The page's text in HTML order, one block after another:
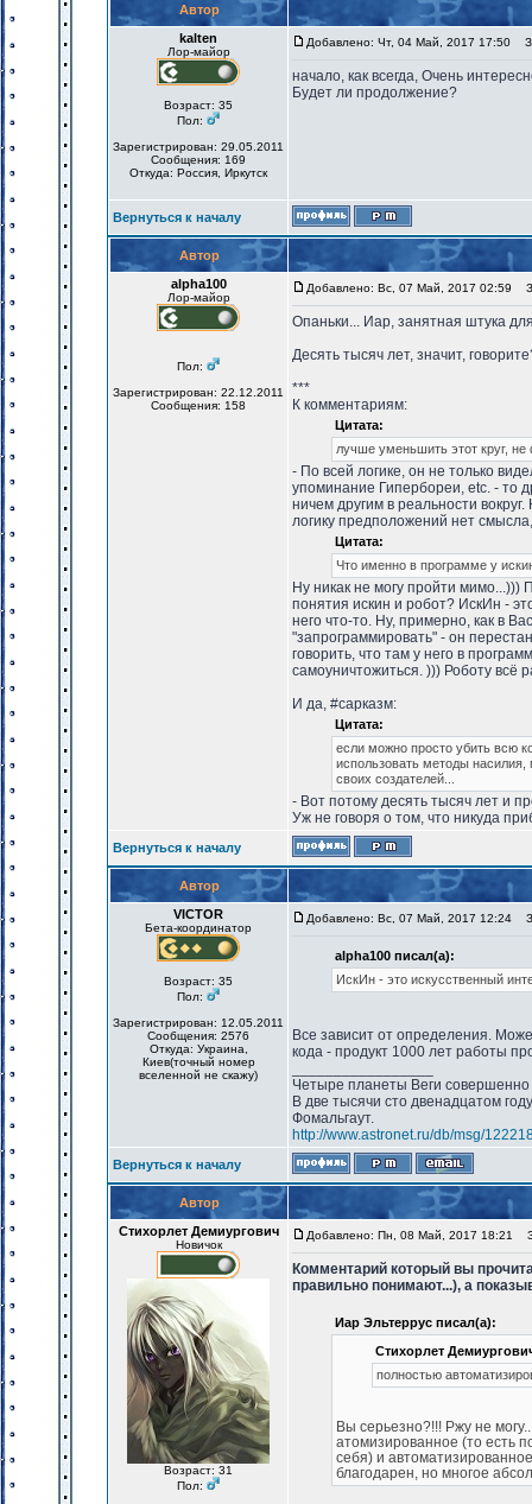
Автор
kalten
Лор-майор
Возраст: 35
Пол:
Зарегистрирован: 29.05.2011
Сообщения: 169
Откуда: Россия, Иркутск
Добавлено: Чт, 04 Май, 2017 17:50
начало, как всегда, Очень
Будет ли продолжение?
Вернуться к началу
Автор
alpha100
Лор-майор
Пол:
Зарегистрирован: 22.12.2011
Сообщения: 158
Добавлено: Вс, 07 Май, 2017 02:59
Опаньки... Иар, занятная штука
Десять тысяч лет, значит,
***
К комментариям:
Цитата:
лучше уменьшить этот круг,
- По всей логике, он не только
упоминание Гипербореи, etc. - то
ничем другим в реальности
логику предположений нет
Цитата:
Что именно в программе у
Ну никак не могу пройти мимо...)))
понятия искин и робот? ИскИн -
него что-то. Ну, примерно, как в
"запрограммировать" - он
говорить, что там у него в
самоуничтожиться. ))) Роботу всё
И да, #сарказм:
Цитата:
если можно просто убить всю
использовать методы
своих создателей...
- Вот потому десять тысяч лет и
Уж не говоря о том, что никуда
Вернуться к началу
Автор
VICTOR
Бета-координатор
Возраст: 35
Пол:
Зарегистрирован: 12.05.2011
Сообщения: 2576
Откуда: Украина,
Киев(точный номер
вселенной не скажу)
Добавлено: Вс, 07 Май, 2017 12:24
alpha100 писал(а):
ИскИн - это искусственный
Все зависит от определения.
кода - продукт 1000 лет работы
Четыре планеты Веги
В две тысячи сто двенадцатом
Фомальгаут.
http://www.astronet.ru/db/msg/
Вернуться к началу
Автор
Стихорлет Демиургович
Новичок
Возраст: 31
Пол:
Добавлено: Пн, 08 Май, 2017 18:21
Комментарий который вы
правильно понимают...), а
Иар Эльтеррус писал(а):
Стихорлет
полностью
Вы серьезно?!!! Ржу не
атомизированное (то есть
себя) и
благодарен, но многое